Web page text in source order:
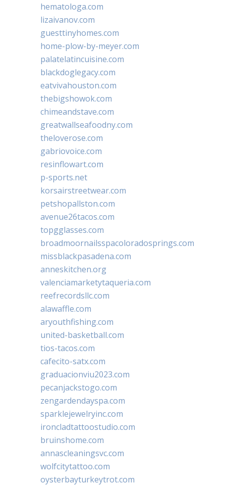
hematologa.com
lizaivanov.com
guesttinyhomes.com
home-plow-by-meyer.com
palatelatincuisine.com
blackdoglegacy.com
eatvivahouston.com
thebigshowok.com
chimeandstave.com
greatwallseafoodny.com
theloverose.com
gabriovoice.com
resinflowart.com
p-sports.net
korsairstreetwear.com
petshopallston.com
avenue26tacos.com
topgglasses.com
broadmoornailsspacoloradosprings.com
missblackpasadena.com
anneskitchen.org
valenciamarketytaqueria.com
reefrecordsllc.com
alawaffle.com
aryouthfishing.com
united-basketball.com
tios-tacos.com
cafecito-satx.com
graduacionviu2023.com
pecanjackstogo.com
zengardendayspa.com
sparklejewelryinc.com
ironcladtattoostudio.com
bruinshome.com
annascleaningsvc.com
wolfcitytattoo.com
oysterbayturkeytrot.com